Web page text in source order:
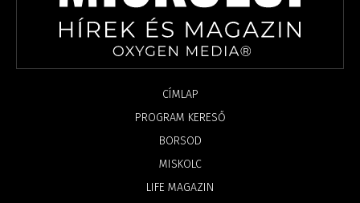
CÍMLAP
PROGRAM KERESŐ
BORSOD
MISKOLC
LIFE MAGAZIN